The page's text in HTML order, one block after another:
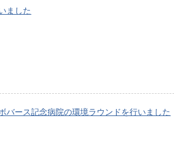
ました
バース記念病院の環境ラウンドを行いました